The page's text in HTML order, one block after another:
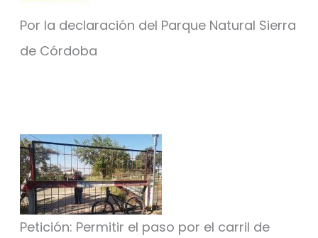
Por la declaración del Parque Natural Sierra
de Córdoba
Petición: Permitir el paso por el carril de